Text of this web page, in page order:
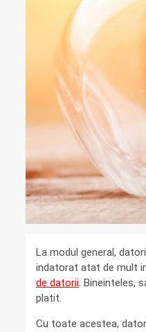
La modul general,
indatorat atat de mult
de datorii. Bineinteles,
platit.
Cu toate acestea,